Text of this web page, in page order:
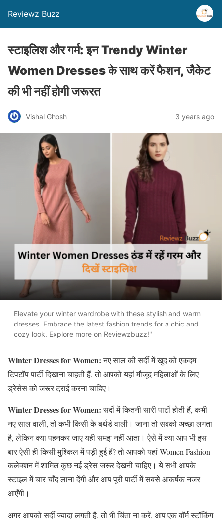
Reviewz Buzz
स्टाइलिश और गर्म: इन Trendy Winter
Women Dresses के साथ करें फैशन, जैकेट
की भी नहीं होगी जरूरत
Vishal Ghosh 3 years ago
Elevate your winter wardrobe with these stylish and warm
dresses. Embrace the latest fashion trends for a chic and
cozy look. Explore more on Reviewzbuzz!"
Winter Dresses for Women:नए साल की सर्दी में खुद को एकदम
टिपटॉप पार्टी दिखाना चाहती हैं, तो आपको यहां मौजूद महिलाओं के लिए
ड्रेसेस को जरूर ट्राई करना चाहिए।
Winter Dresses for Women:सर्दी में कितनी सारी पार्टी होती हैं, कभी
नए साल वाली, तो कभी किसी के बर्थडे वाली। जाना तो सबको अच्छा लगता
है, लेकिन क्या पहनकर जाए यही समझ नहीं आता। ऐसे में क्या आप भी इस
बार ऐसी ही किसी मुश्किल में पड़ी हुई हैं? तो आपको यहां Women Fashion
कलेक्शन में शामिल कुछ नई ड्रेस जरूर देखनी चाहिए। ये सभी आपके
स्टाइल में चार चाँद लाना देंगी और आप पूरी पार्टी में सबसे आकर्षक नजर
आएँगी।
अगर आपको सर्दी ज्यादा लगती है, तो भी चिंता ना करें, आप एक वॉर्म स्टॉकिंग